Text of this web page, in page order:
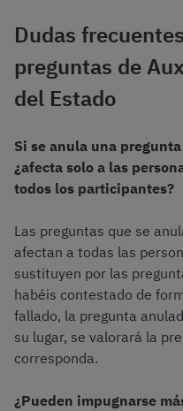
Dudas
preguntas de
del Estado
Si se anula una
¿afecta solo a las
todos los participantes?
Las preguntas que se
afectan a todas las
sustituyen por las
habéis contestado de
fallado, la pregunta
su lugar, se valorará la
corresponda.
¿Pueden impugnarse